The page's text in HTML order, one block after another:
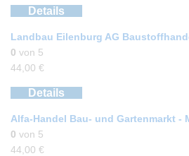
Details
Landbau Eilenburg AG
0 von 5
44,00 €
Details
Alfa-Handel Bau- und Gartenmarkt -
0 von 5
44,00 €